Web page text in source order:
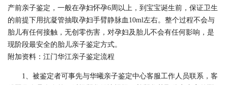
产前亲子鉴定，一般在孕妇怀孕6周以上，到宝宝诞生前，保证卫生
的前提下用抗凝管抽取孕妇手臂静脉血10ml左右。整个过程不会与
胎儿有任何接触，无创零伤害，对孕妇及胎儿不会有任何影响，是
现阶段最安全的胎儿亲子鉴定方式。
附加资料：江门华江亲子鉴定流程
1、被鉴定者可事先与华曦亲子鉴定中心客服工作人员联系，客